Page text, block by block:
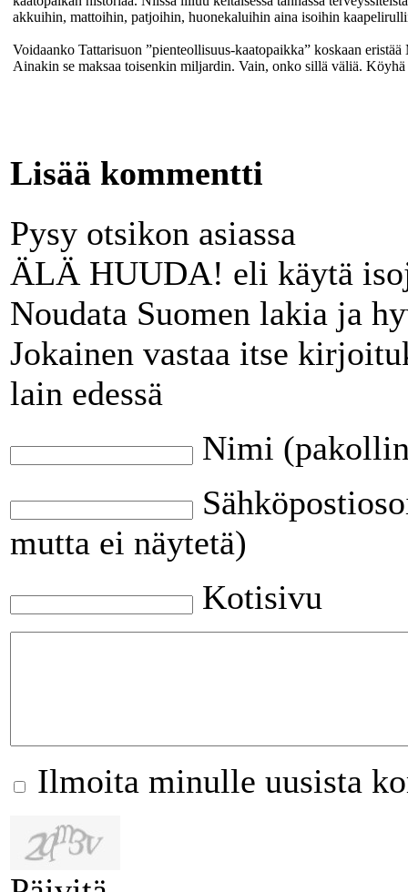
akkuihin, mattoihin, patjoihin, huonekaluihin aina isoihin
Voidaanko Tattarisuon ”pienteollisuus-kaatopaikka” koskaan
Ainakin se maksaa toisenkin miljardin. Vain, onko sillä väliä. Köyhä
Lisää kommentti
Pysy otsikon asiassa
ÄLÄ HUUDA! eli käytä
Noudata Suomen lakia ja
Jokainen vastaa itse
lain edessä
Nimi
mutta ei näytetä)
Kotisivu
Ilmoita minulle uusista